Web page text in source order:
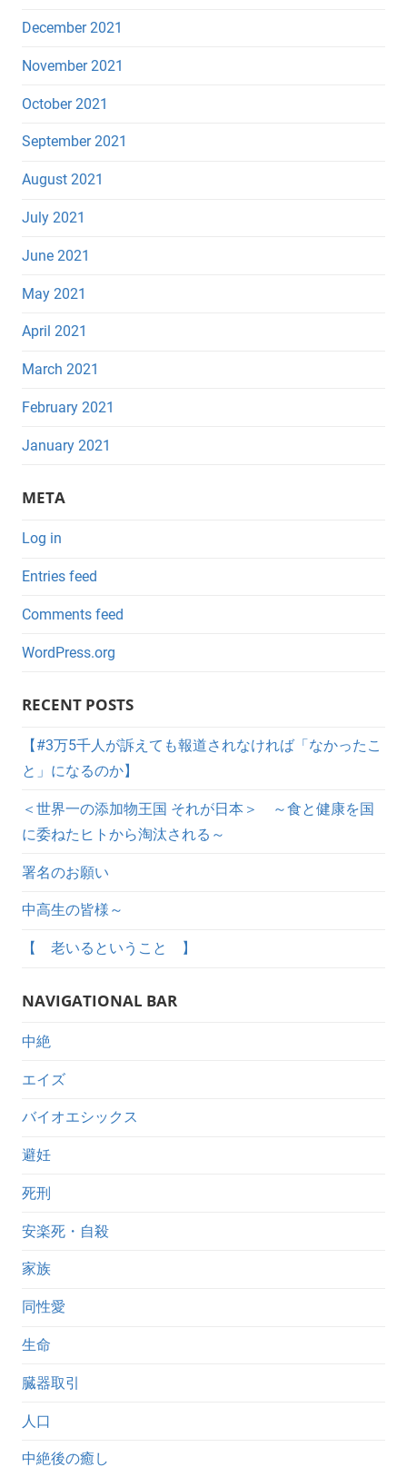
December 2021
November 2021
October 2021
September 2021
August 2021
July 2021
June 2021
May 2021
April 2021
March 2021
February 2021
January 2021
META
Log in
Entries feed
Comments feed
WordPress.org
RECENT POSTS
【#3万5千人が訴えても報道されなければ「なかったこ
と」になるのか】
＜世界一の添加物王国 それが日本＞ ～食と健康を国
に委ねたヒトから淘汰される～
署名のお願い
中高生の皆様～
【 老いるということ 】
NAVIGATIONAL BAR
中絶
エイズ
バイオエシックス
避妊
死刑
安楽死・自殺
家族
同性愛
生命
臓器取引
人口
中絶後の癒し